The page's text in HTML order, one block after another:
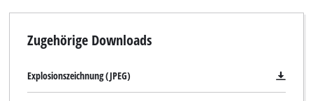
Wir benötigen deine Zustimmung, um
visitor. The website owner needs to setup
the site with their CMP to add this content
Zugehörige Downloads
Explosionszeichnung (JPEG)